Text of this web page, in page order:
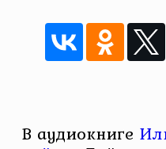
В аудиокниге